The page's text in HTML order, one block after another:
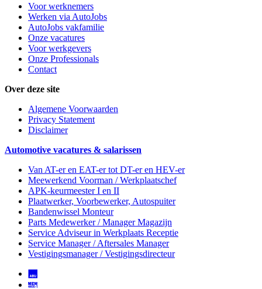
Voor werknemers
Werken via AutoJobs
AutoJobs vakfamilie
Onze vacatures
Voor werkgevers
Onze Professionals
Contact
Over deze site
Algemene Voorwaarden
Privacy Statement
Disclaimer
Automotive vacatures & salarissen
Van AT-er en EAT-er tot DT-er en HEV-er
Meewerkend Voorman / Werkplaatschef
APK-keurmeester I en II
Plaatwerker, Voorbewerker, Autospuiter
Bandenwissel Monteur
Parts Medewerker / Manager Magazijn
Service Adviseurin Werkplaats Receptie
Service Manager / Aftersales Manager
Vestigingsmanager / Vestigingsdirecteur